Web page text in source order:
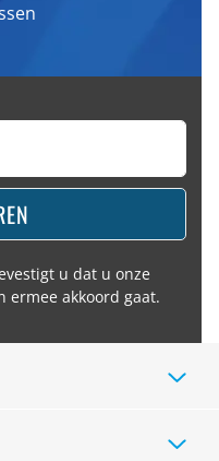
u dat u onze
ermee akkoord gaat.